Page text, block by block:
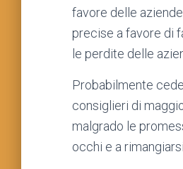
favore delle
precise a favore di
le perdite delle
Probabilmente
consiglieri di
malgrado le
occhi e a